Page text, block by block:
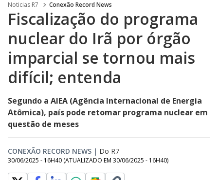
Noticias R7 Conexão Record News
Fiscalização do programa
nuclear do Irã por órgão
imparcial se tornou mais
difícil; entenda
Segundo a AIEA (Agência Internacional de Energia
Atômica), país pode retomar programa nuclear em
questão de meses
CONEXÃO RECORD NEWS | Do R7
30/06/2025 - 16H40 (ATUALIZADO EM 30/06/2025 - 16H40)